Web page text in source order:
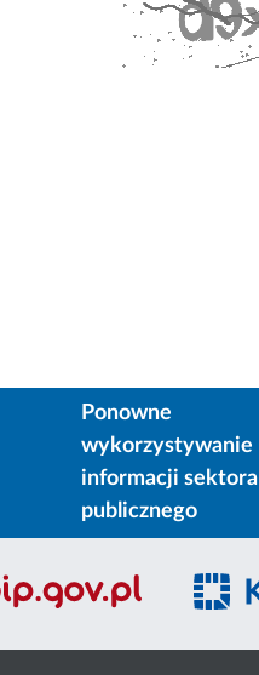
Ponowne
wykorzystywanie
informacji sektora
publicznego